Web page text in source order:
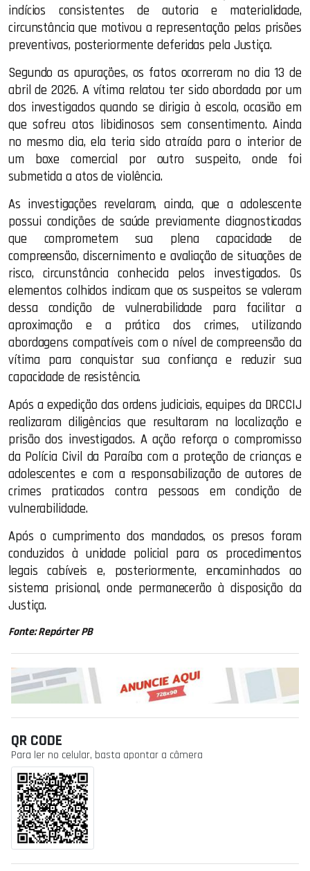
indícios consistentes de autoria e materialidade,
circunstância que motivou a representação pelas prisões
preventivas, posteriormente deferidas pela Justiça.
Segundo as apurações, os fatos ocorreram no dia 13 de
abril de 2026. A vítima relatou ter sido abordada por um
dos investigados quando se dirigia à escola, ocasião em
que sofreu atos libidinosos sem consentimento. Ainda
no mesmo dia, ela teria sido atraída para o interior de
um boxe comercial por outro suspeito, onde foi
submetida a atos de violência.
As investigações revelaram, ainda, que a adolescente
possui condições de saúde previamente diagnosticadas
que comprometem sua plena capacidade de
compreensão, discernimento e avaliação de situações de
risco, circunstância conhecida pelos investigados. Os
elementos colhidos indicam que os suspeitos se valeram
dessa condição de vulnerabilidade para facilitar a
aproximação e a prática dos crimes, utilizando
abordagens compatíveis com o nível de compreensão da
vítima para conquistar sua confiança e reduzir sua
capacidade de resistência.
Após a expedição das ordens judiciais, equipes da DRCCIJ
realizaram diligências que resultaram na localização e
prisão dos investigados. A ação reforça o compromisso
da Polícia Civil da Paraíba com a proteção de crianças e
adolescentes e com a responsabilização de autores de
crimes praticados contra pessoas em condição de
vulnerabilidade.
Após o cumprimento dos mandados, os presos foram
conduzidos à unidade policial para os procedimentos
legais cabíveis e, posteriormente, encaminhados ao
sistema prisional, onde permanecerão à disposição da
Justiça.
Fonte: Repórter PB
QR CODE
Para ler no celular, basta apontar a câmera